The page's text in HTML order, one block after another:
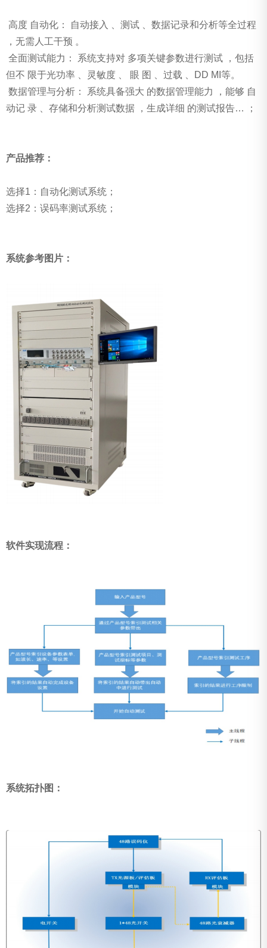
高度 自动化： 自动接入 、测试 、数据记录和分析等全过程
，无需人工干预 。
全面测试能力： 系统支持对 多项关键参数进行测试 ，包括
但不 限于光功率 、灵敏度 、 眼 图 、过载 、DD MI等。
数据管理与分析： 系统具备强大 的数据管理能力 ，能够 自
动记 录 、存储和分析测试数据 ，生成详细 的测试报告… ；
产品推荐：
选择1：自动化测试系统；
选择2：误码率测试系统；
系统参考图片：
软件实现流程：
系统拓扑图：